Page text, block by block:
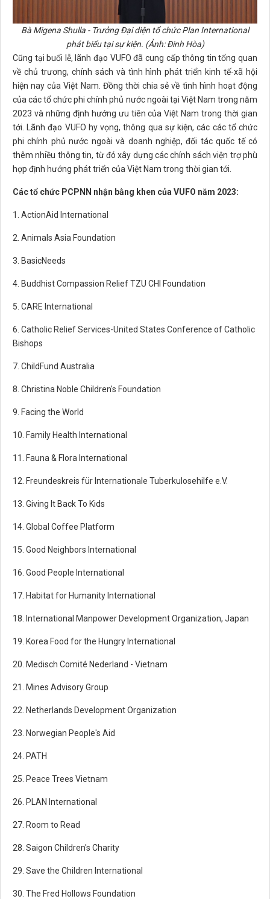
Bà Migena Shulla - Trưởng Đại diện tổ chức Plan International
phát biểu tại sự kiện. (Ảnh: Đinh Hòa)
Cũng tại buổi lễ, lãnh đạo VUFO đã cung cấp thông tin tổng quan
về chủ trương, chính sách và tình hình phát triển kinh tế-xã hội
hiện nay của Việt Nam. Đồng thời chia sẻ về tình hình hoạt động
của các tổ chức phi chính phủ nước ngoài tại Việt Nam trong năm
2023 và những định hướng ưu tiên của Việt Nam trong thời gian
tới. Lãnh đạo VUFO hy vọng, thông qua sự kiện, các các tổ chức
phi chính phủ nước ngoài và doanh nghiệp, đối tác quốc tế có
thêm nhiều thông tin, từ đó xây dựng các chính sách viện trợ phù
hợp định hướng phát triển của Việt Nam trong thời gian tới.
Các tổ chức PCPNN nhận bằng khen của VUFO năm 2023:
1. ActionAid International
2. Animals Asia Foundation
3. BasicNeeds
4. Buddhist Compassion Relief TZU CHI Foundation
5. CARE International
6. Catholic Relief Services-United States Conference of Catholic
Bishops
7. ChildFund Australia
8. Christina Noble Children's Foundation
9. Facing the World
10. Family Health International
11. Fauna & Flora International
12. Freundeskreis für Internationale Tuberkulosehilfe e.V.
13. Giving It Back To Kids
14. Global Coffee Platform
15. Good Neighbors International
16. Good People International
17. Habitat for Humanity International
18. International Manpower Development Organization, Japan
19. Korea Food for the Hungry International
20. Medisch Comité Nederland - Vietnam
21. Mines Advisory Group
22. Netherlands Development Organization
23. Norwegian People's Aid
24. PATH
25. Peace Trees Vietnam
26. PLAN International
27. Room to Read
28. Saigon Children's Charity
29. Save the Children International
30. The Fred Hollows Foundation